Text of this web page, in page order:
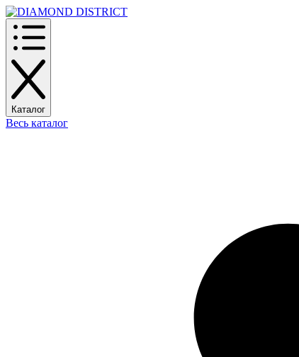
Каталог
Весь каталог